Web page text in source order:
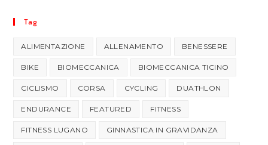
Tag
ALIMENTAZIONE ALLENAMENTO BENESSERE
BIKE BIOMECCANICA BIOMECCANICA TICINO
CICLISMO CORSA CYCLING DUATHLON
ENDURANCE FEATURED FITNESS
FITNESS LUGANO GINNASTICA IN GRAVIDANZA